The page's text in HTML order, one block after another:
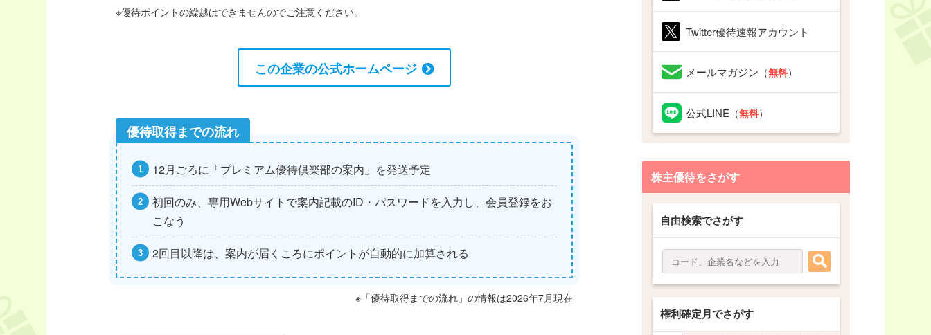
※優待ポイントの繰越はできませんのでご注意ください。
この企業の公式ホームページ
12月ごろに「プレミアム優待倶楽部の案内」を発送予定
初回のみ、専用Webサイトで案内記載のID・パスワードを入力し、会員登録をお
こなう
2回目以降は、案内が届くころにポイントが自動的に加算される
※「優待取得までの流れ」の情報は2026年7月現在
Twitter優待速報アカウント
メールマガジン （無料）
公式LINE （無料）
株主優待をさがす
自由検索でさがす
権利確定月でさがす